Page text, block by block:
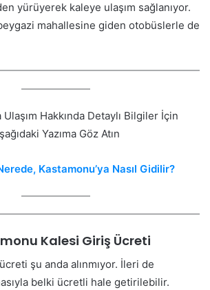
yürüyerek kaleye ulaşım sağlanıyor.
mahallesine giden otobüslerle de
Ulaşım Hakkında Detaylı Bilgiler İçin
Yazıma Göz Atın
Kastamonu’ya Nasıl Gidilir?
Kalesi Giriş Ücreti
şu anda alınmıyor. İleri de
belki ücretli hale getirilebilir.